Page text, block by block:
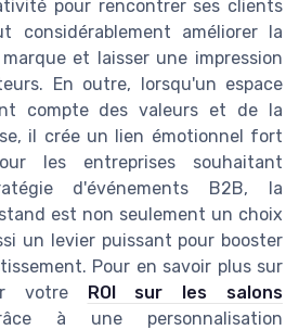
pour rencontrer ses clients
considérablement améliorer la
et laisser une impression
En outre, lorsqu'un espace
compte des valeurs et de la
il crée un lien émotionnel fort
les entreprises souhaitant
d'événements B2B, la
est non seulement un choix
un levier puissant pour booster
Pour en savoir plus sur
votre ROI sur les salons
à une personnalisation